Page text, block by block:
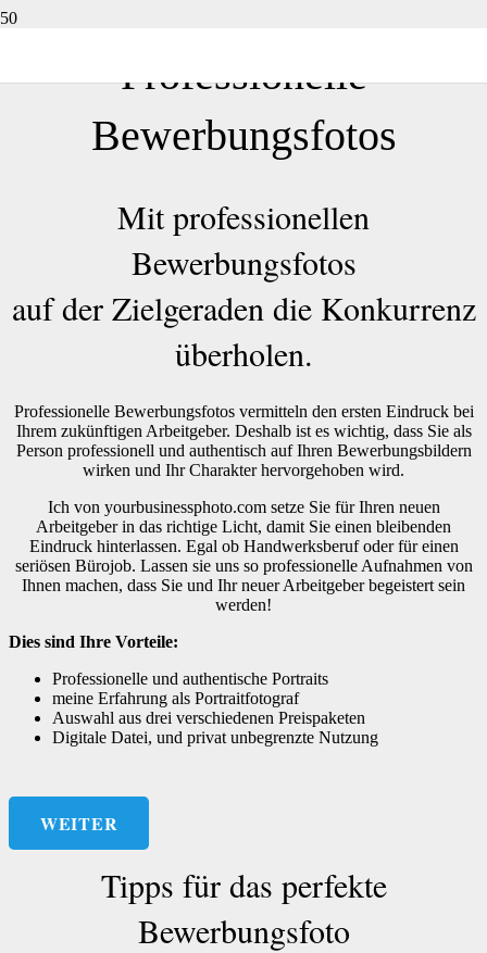
Professionelle
Bewerbungsfotos
Mit professionellen
Bewerbungsfotos
auf der Zielgeraden die Konkurrenz
überholen.
Professionelle Bewerbungsfotos vermitteln den ersten Eindruck bei
Ihrem zukünftigen Arbeitgeber. Deshalb ist es wichtig, dass Sie als
Person professionell und authentisch auf Ihren Bewerbungsbildern
wirken und Ihr Charakter hervorgehoben wird.
Ich von yourbusinessphoto.com setze Sie für Ihren neuen
Arbeitgeber in das richtige Licht, damit Sie einen bleibenden
Eindruck hinterlassen. Egal ob Handwerksberuf oder für einen
seriösen Bürojob. Lassen sie uns so professionelle Aufnahmen von
Ihnen machen, dass Sie und Ihr neuer Arbeitgeber begeistert sein
werden!
Dies sind Ihre Vorteile:
Professionelle und authentische Portraits
meine Erfahrung als Portraitfotograf
Auswahl aus drei verschiedenen Preispaketen
Digitale Datei, und privat unbegrenzte Nutzung
WEITER
Tipps für das perfekte
Bewerbungsfoto